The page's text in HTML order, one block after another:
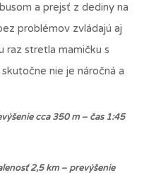
a prejsť z dediny na
problémov zvládajú aj
raz stretla mamičku s
nie je náročná a
cca 350 m – čas 1:45
2,5 km – prevýšenie